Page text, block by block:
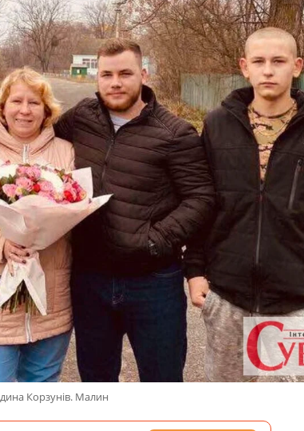
Корзунів. Малин